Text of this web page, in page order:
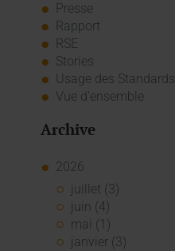
Presse
Rapport
RSE
Stories
Usage des Standards
Vue d'ensemble
Archive
2026
juillet (3)
juin (4)
mai (1)
janvier (3)